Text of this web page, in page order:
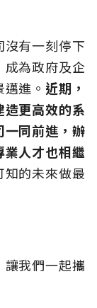
有一刻停下
成為政府及企
邁進。近期，
更高效的系
同前進，辦
人才也相繼
的未來做最
我們一起攜